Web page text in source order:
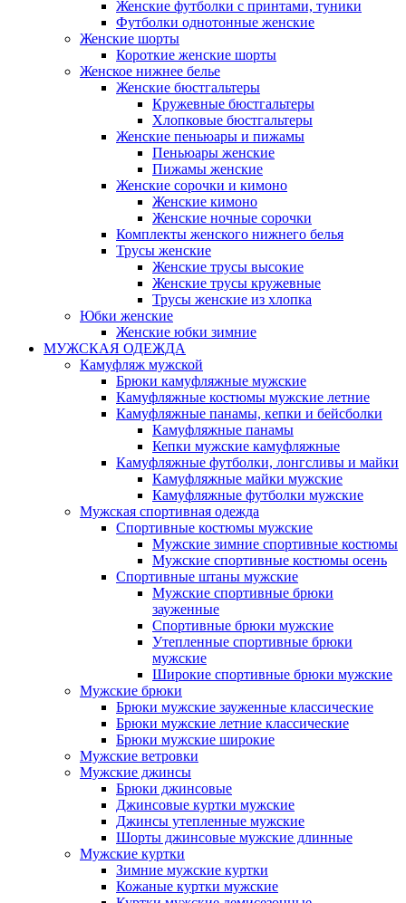
Женские футболки с принтами, туники
Футболки однотонные женские
Женские шорты
Короткие женские шорты
Женское нижнее белье
Женские бюстгальтеры
Кружевные бюстгальтеры
Хлопковые бюстгальтеры
Женские пеньюары и пижамы
Пеньюары женские
Пижамы женские
Женские сорочки и кимоно
Женские кимоно
Женские ночные сорочки
Комплекты женского нижнего белья
Трусы женские
Женские трусы высокие
Женские трусы кружевные
Трусы женские из хлопка
Юбки женские
Женские юбки зимние
МУЖСКАЯ ОДЕЖДА
Камуфляж мужской
Брюки камуфляжные мужские
Камуфляжные костюмы мужские летние
Камуфляжные панамы, кепки и бейсболки
Камуфляжные панамы
Кепки мужские камуфляжные
Камуфляжные футболки, лонгсливы и майки
Камуфляжные майки мужские
Камуфляжные футболки мужские
Мужская спортивная одежда
Спортивные костюмы мужские
Мужские зимние спортивные костюмы
Мужские спортивные костюмы осень
Спортивные штаны мужские
Мужские спортивные брюки
зауженные
Спортивные брюки мужские
Утепленные спортивные брюки
мужские
Широкие спортивные брюки мужские
Мужские брюки
Брюки мужские зауженные классические
Брюки мужские летние классические
Брюки мужские широкие
Мужские ветровки
Мужские джинсы
Брюки джинсовые
Джинсовые куртки мужские
Джинсы утепленные мужские
Шорты джинсовые мужские длинные
Мужские куртки
Зимние мужские куртки
Кожаные куртки мужские